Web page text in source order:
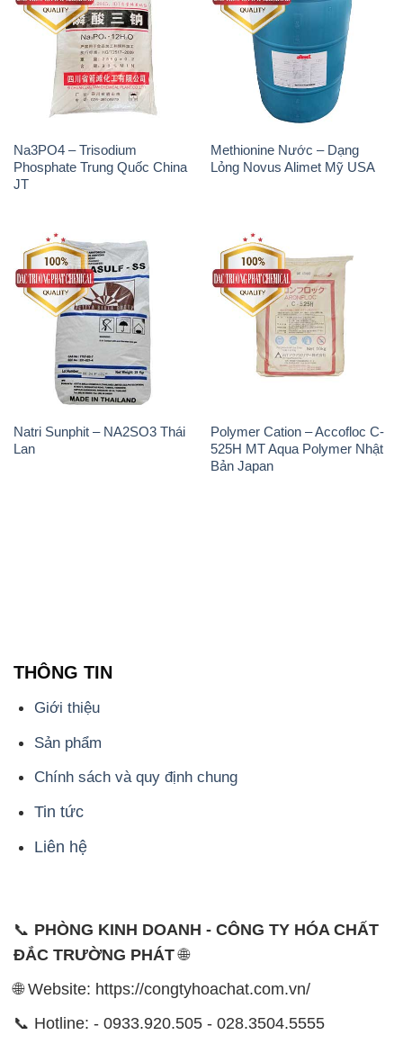
Na3PO4 – Trisodium
Phosphate Trung Quốc China
JT
Methionine Nước – Dạng
Lỏng Novus Alimet Mỹ USA
Natri Sunphit – NA2SO3 Thái
Lan
Polymer Cation – Accofloc C-
525H MT Aqua Polymer Nhật
Bản Japan
THÔNG TIN
Giới thiệu
Sản phẩm
Chính sách và quy định chung
Tin tức
Liên hệ
📞 PHÒNG KINH DOANH - CÔNG TY HÓA CHẤT
ĐẮC TRƯỜNG PHÁT🌐
🌐 Website: https://congtyhoachat.com.vn/
📞 Hotline: - 0933.920.505 - 028.3504.5555